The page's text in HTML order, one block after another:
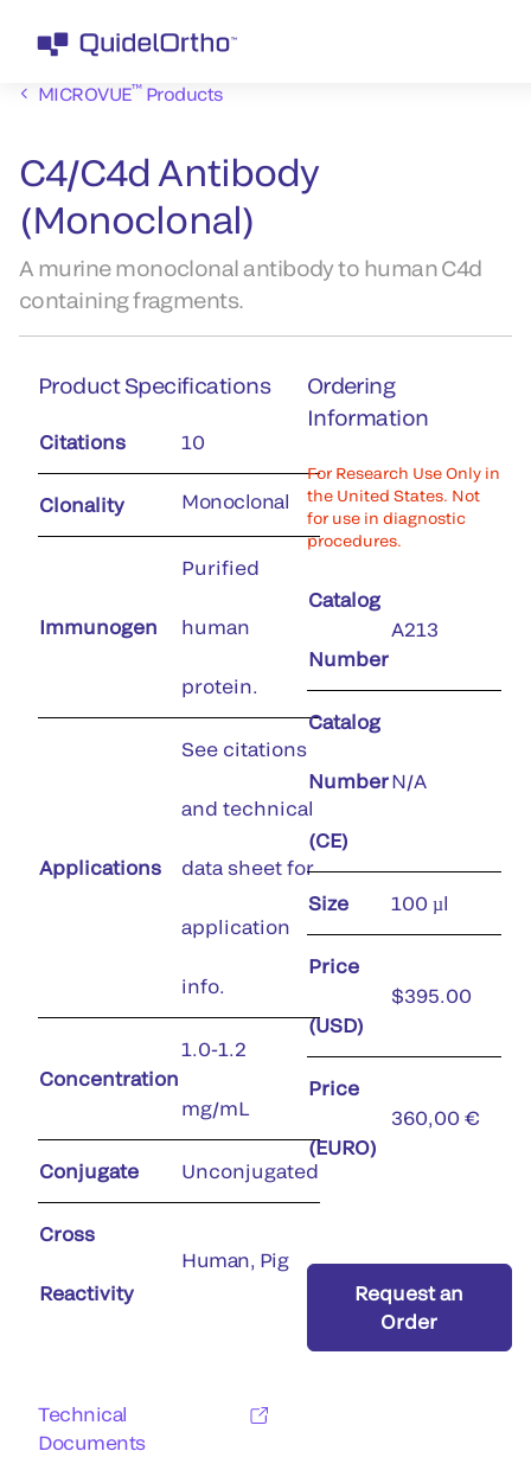
MICROVUE™Products
C4/C4d Antibody
(Monoclonal)
A murine monoclonal antibody to human C4d
containing fragments.
Product Specifications
Citations 10
Clonality Monoclonal
Immunogen
Purified
human
protein.
Applications
See citations
and technical
data sheet for
application
info.
Concentration
1.0-1.2
mg/mL
Conjugate Unconjugated
Cross
Reactivity
Human, Pig
Technical
Documents
Ordering
Information
For Research Use Only in
the United States. Not
for use in diagnostic
procedures.
Catalog
Number
A213
Catalog
Number
(CE)
N/A
Size 100 µl
Price
(USD)
$395.00
Price
(EURO)
360,00 €
Request an
Order